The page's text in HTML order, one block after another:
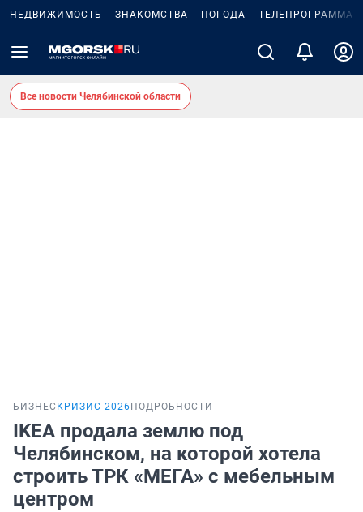
НЕДВИЖИМОСТЬ ЗНАКОМСТВА ПОГОДА ТЕЛЕПРОГРАММА
Все новости Челябинской области
БИЗНЕС КРИЗИС-2026 ПОДРОБНОСТИ
IKEA продала землю под
Челябинском, на которой хотела
строить ТРК «МЕГА» с мебельным
центром